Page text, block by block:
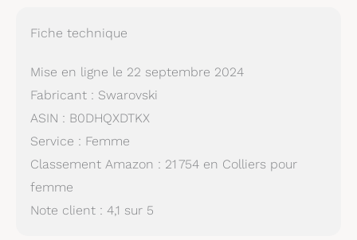
Fiche technique
Mise en ligne le 22 septembre 2024
Fabricant : Swarovski
ASIN : B0DHQXDTKX
Service : Femme
Classement Amazon : 21 754 en Colliers pour
femme
Note client : 4,1 sur 5